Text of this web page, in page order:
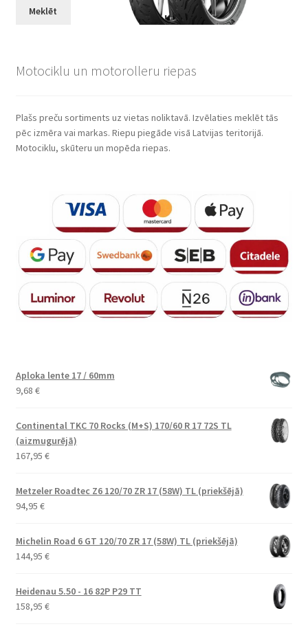
Meklēt
Motociklu un motorolleru riepas
Plašs preču sortiments uz vietas noliktavā. Izvēlaties meklēt tās
pēc izmēra vai markas. Riepu piegāde visā Latvijas teritorijā.
Motociklu, skūteru un mopēda riepas.
Aploka lente 17 / 60mm
9,68 €
Continental TKC 70 Rocks (M+S) 170/60 R 17 72S TL
(aizmugurējā)
167,95 €
Metzeler Roadtec Z6 120/70 ZR 17 (58W) TL (priekšējā)
94,95 €
Michelin Road 6 GT 120/70 ZR 17 (58W) TL (priekšējā)
144,95 €
Heidenau 5.50 - 16 82P P29 TT
158,95 €